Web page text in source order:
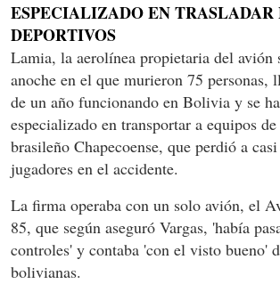
ESPECIALIZADO EN TRASLADAR
DEPORTIVOS
Lamia, la aerolínea propietaria del avión
anoche en el que murieron 75 personas,
de un año funcionando en Bolivia y se
especializado en transportar a equipos
brasileño Chapecoense, que perdió a
jugadores en el accidente.
La firma operaba con un solo avión, el
85, que según aseguró Vargas, 'había
controles' y contaba 'con el visto bueno'
bolivianas.